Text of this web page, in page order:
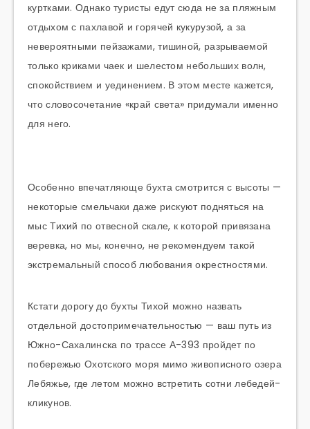
куртками. Однако туристы едут сюда не за пляжным
отдыхом с пахлавой и горячей кукурузой, а за
невероятными пейзажами, тишиной, разрываемой
только криками чаек и шелестом небольших волн,
спокойствием и уединением. В этом месте кажется,
что словосочетание «край света» придумали именно
для него.
Особенно впечатляюще бухта смотрится с высоты —
некоторые смельчаки даже рискуют подняться на
мыс Тихий по отвесной скале, к которой привязана
веревка, но мы, конечно, не рекомендуем такой
экстремальный способ любования окрестностями.
Кстати дорогу до бухты Тихой можно назвать
отдельной достопримечательностью — ваш путь из
Южно-Сахалинска по трассе А-393 пройдет по
побережью Охотского моря мимо живописного озера
Лебяжье, где летом можно встретить сотни лебедей-
кликунов.